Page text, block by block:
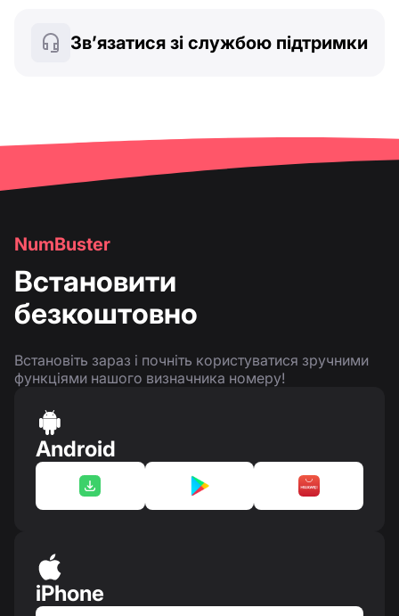
Зв’язатися зі службою підтримки
NumBuster
Встановити
безкоштовно
Встановіть зараз і почніть користуватися зручними
функціями нашого визначника номеру!
Android
iPhone